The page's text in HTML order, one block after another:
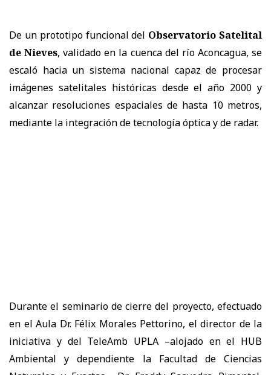
De un prototipo funcional del Observatorio Satelital
de Nieves, validado en la cuenca del río Aconcagua, se
escaló hacia un sistema nacional capaz de procesar
imágenes satelitales históricas desde el año 2000 y
alcanzar resoluciones espaciales de hasta 10 metros,
mediante la integración de tecnología óptica y de radar.
Durante el seminario de cierre del proyecto, efectuado
en el Aula Dr. Félix Morales Pettorino, el director de la
iniciativa y del TeleAmb UPLA –alojado en el HUB
Ambiental y dependiente la Facultad de Ciencias